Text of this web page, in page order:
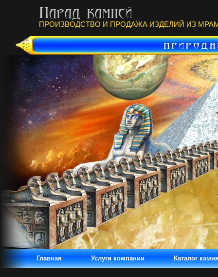
ПРОИЗВОДСТВО И ПРОДАЖА ИЗДЕЛИЙ ИЗ
Главная Услуги компании Каталог